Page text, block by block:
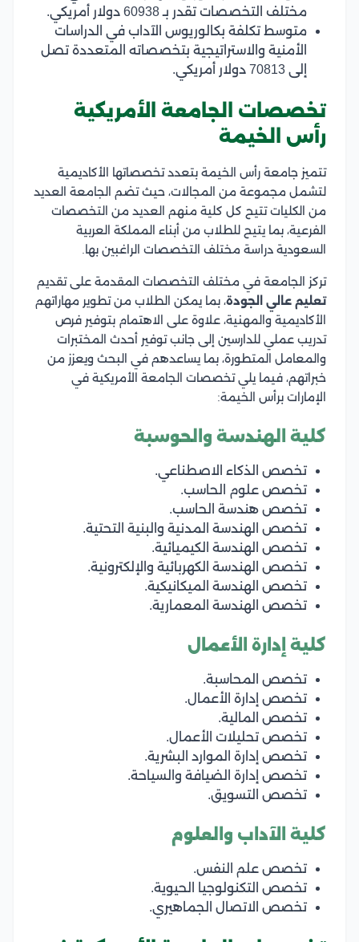
مختلف التخصصات تقدر بـ 60938 دولار أمريكي.
متوسط تكلفة بكالوريوس الآداب في الدراسات
الأمنية والاستراتيجية بتخصصاته المتعددة تصل
إلى 70813 دولار أمريكي.
تخصصات الجامعة الأمريكية
رأس الخيمة
تتميز جامعة رأس الخيمة بتعدد تخصصاتها الأكاديمية
لتشمل مجموعة من المجالات، حيث تضم الجامعة العديد
من الكليات تتيح كل كلية منهم العديد من التخصصات
الفرعية، بما يتيح للطلاب من أبناء المملكة العربية
السعودية دراسة مختلف التخصصات الراغبين بها.
تركز الجامعة في مختلف التخصصات المقدمة على تقديم
تعليم عالي الجودة، بما يمكن الطلاب من تطوير مهاراتهم
الأكاديمية والمهنية، علاوة على الاهتمام بتوفير فرص
تدريب عملي للدارسين إلى جانب توفير أحدث المختبرات
والمعامل المتطورة، بما يساعدهم في البحث ويعزز من
خبراتهم، فيما يلي تخصصات الجامعة الأمريكية في
الإمارات برأس الخيمة:
كلية الهندسة والحوسبة
تخصص الذكاء الاصطناعي.
تخصص علوم الحاسب.
تخصص هندسة الحاسب.
تخصص الهندسة المدنية والبنية التحتية.
تخصص الهندسة الكيميائية.
تخصص الهندسة الكهربائية والإلكترونية.
تخصص الهندسة الميكانيكية.
تخصص الهندسة المعمارية.
كلية إدارة الأعمال
تخصص المحاسبة.
تخصص إدارة الأعمال.
تخصص المالية.
تخصص تحليلات الأعمال.
تخصص إدارة الموارد البشرية.
تخصص إدارة الضيافة والسياحة.
تخصص التسويق.
كلية الآداب والعلوم
تخصص علم النفس.
تخصص التكنولوجيا الحيوية.
تخصص الاتصال الجماهيري.